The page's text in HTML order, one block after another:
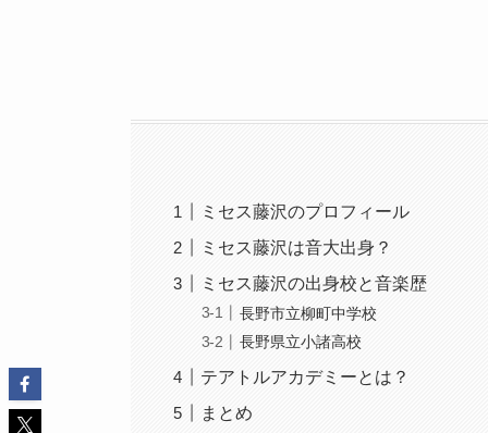
ミセス藤沢のプロフィール
ミセス藤沢は音大出身？
ミセス藤沢の出身校と音楽歴
長野市立柳町中学校
長野県立小諸高校
テアトルアカデミーとは？
まとめ